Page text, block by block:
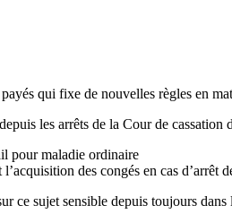
qui fixe de nouvelles règles en
les arrêts de la Cour de
pour maladie ordinaire
des congés en cas d’arrêt
ce sujet sensible depuis toujours dans